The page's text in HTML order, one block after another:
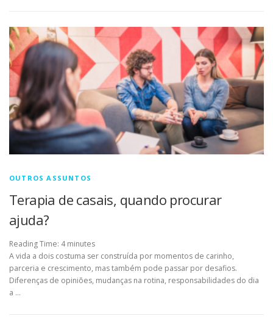
OUTROS ASSUNTOS
Terapia de casais, quando procurar
ajuda?
Reading Time: 4 minutes
A vida a dois costuma ser construída por momentos de carinho,
parceria e crescimento, mas também pode passar por desafios.
Diferenças de opiniões, mudanças na rotina, responsabilidades do dia
a …